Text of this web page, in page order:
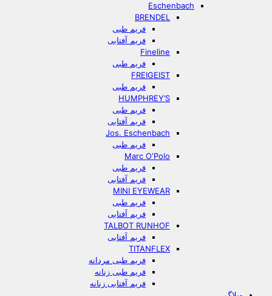
Eschenbach
BRENDEL
فریم طبی
فریم آفتابی
Fineline
فریم طبی
FREIGEIST
فریم طبی
HUMPHREY’S
فریم طبی
فریم آفتابی
Jos. Eschenbach
فریم طبی
Marc O‘Polo
فریم طبی
فریم آفتابی
MINI EYEWEAR
فریم طبی
فریم آفتابی
TALBOT RUNHOF
فریم آفتابی
TITANFLEX
فریم طبی مردانه
فریم طبی زنانه
فریم آفتابی زنانه